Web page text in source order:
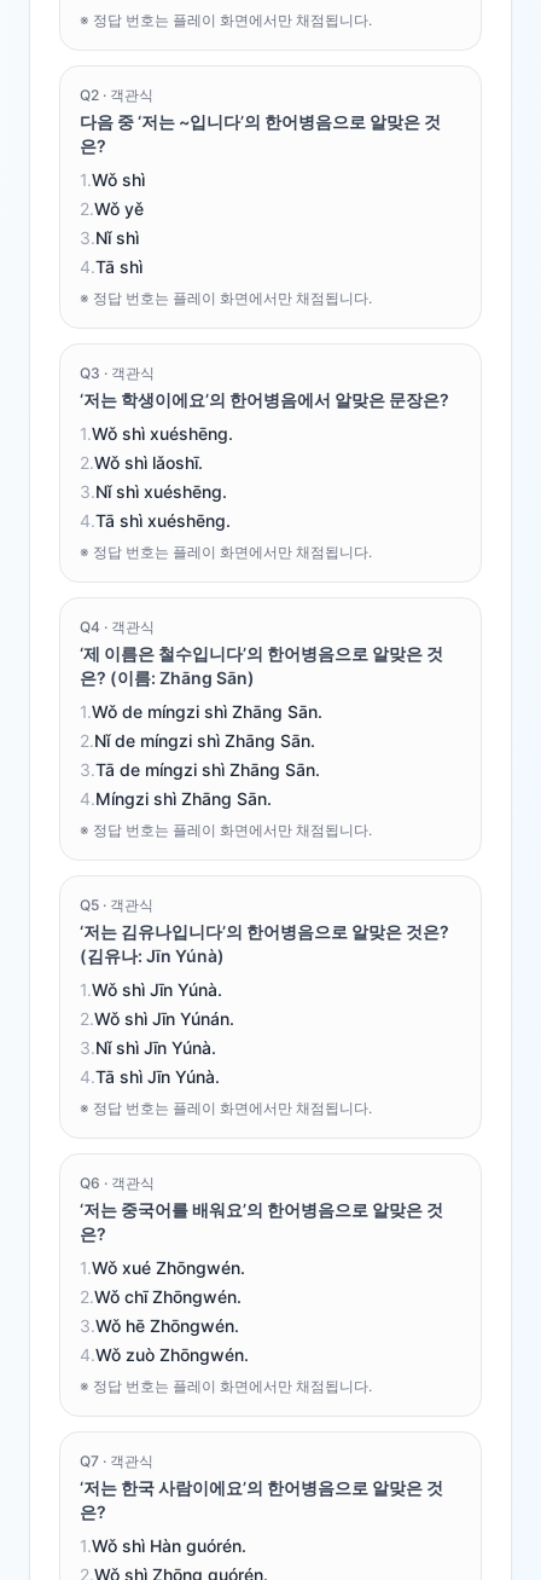
※ 정답 번호는 플레이 화면에서만 채점됩니다.
Q2 · 객관식
다음 중 ‘저는 ~입니다’의 한어병음으로 알맞은 것
은?
1.Wǒ shì
2.Wǒ yě
3.Nǐ shì
4.Tā shì
※ 정답 번호는 플레이 화면에서만 채점됩니다.
Q3 · 객관식
‘저는 학생이에요’의 한어병음에서 알맞은 문장은?
1.Wǒ shì xuéshēng.
2.Wǒ shì lǎoshī.
3.Nǐ shì xuéshēng.
4.Tā shì xuéshēng.
※ 정답 번호는 플레이 화면에서만 채점됩니다.
Q4 · 객관식
‘제 이름은 철수입니다’의 한어병음으로 알맞은 것
은? (이름: Zhāng Sān)
1.Wǒ de míngzi shì Zhāng Sān.
2.Nǐ de míngzi shì Zhāng Sān.
3.Tā de míngzi shì Zhāng Sān.
4.Míngzi shì Zhāng Sān.
※ 정답 번호는 플레이 화면에서만 채점됩니다.
Q5 · 객관식
‘저는 김유나입니다’의 한어병음으로 알맞은 것은?
(김유나: Jīn Yúnà)
1.Wǒ shì Jīn Yúnà.
2.Wǒ shì Jīn Yúnán.
3.Nǐ shì Jīn Yúnà.
4.Tā shì Jīn Yúnà.
※ 정답 번호는 플레이 화면에서만 채점됩니다.
Q6 · 객관식
‘저는 중국어를 배워요’의 한어병음으로 알맞은 것
은?
1.Wǒ xué Zhōngwén.
2.Wǒ chī Zhōngwén.
3.Wǒ hē Zhōngwén.
4.Wǒ zuò Zhōngwén.
※ 정답 번호는 플레이 화면에서만 채점됩니다.
Q7 · 객관식
‘저는 한국 사람이에요’의 한어병음으로 알맞은 것
은?
1.Wǒ shì Hàn guórén.
2.Wǒ shì Zhōng guórén.